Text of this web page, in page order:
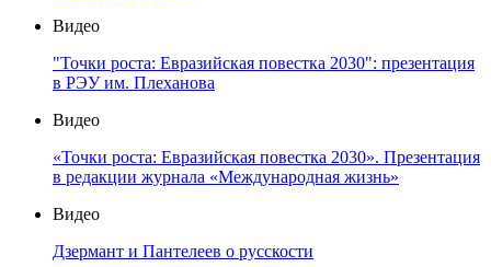
Видео
"Точки роста: Евразийская повестка 2030": презентация
в РЭУ им. Плеханова
Видео
«Точки роста: Евразийская повестка 2030». Презентация
в редакции журнала «Международная жизнь»
Видео
Дзермант и Пантелеев о русскости